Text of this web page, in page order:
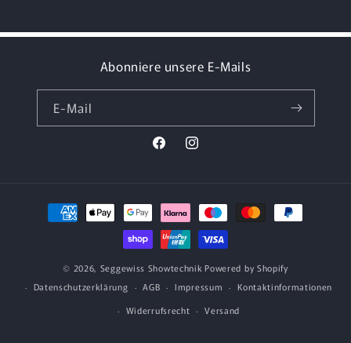
Abonniere unsere E-Mails
E-Mail
FacebookInstagram
Zahlungsmethoden
© 2026, Seggewiss Showtechnik Powered by Shopify
Datenschutzerklärung
AGB Impressum
Kontaktinformationen
Widerrufsrecht
Versand